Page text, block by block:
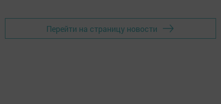
Перейти на страницу новости